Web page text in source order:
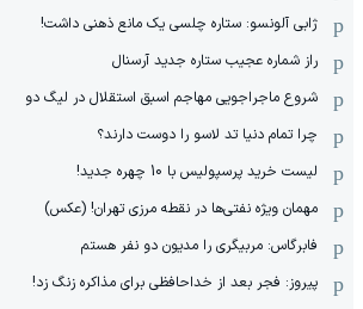
ژابی آلونسو: ستاره چلسی یک مانع ذهنی داشت!
راز شماره عجیب ستاره جدید آرسنال
شروع ماجراجویی مهاجم اسبق استقلال در لیگ دو
چرا تمام دنیا تد لاسو را دوست دارند؟
لیست خرید پرسپولیس با 10 چهره جدید!
مهمان‌ ویژه نفتی‌ها در نقطه مرزی تهران! (عکس)
فابرگاس: مربیگری را مدیون دو نفر هستم
پیروز: فجر بعد از خداحافظی برای مذاکره زنگ زد!